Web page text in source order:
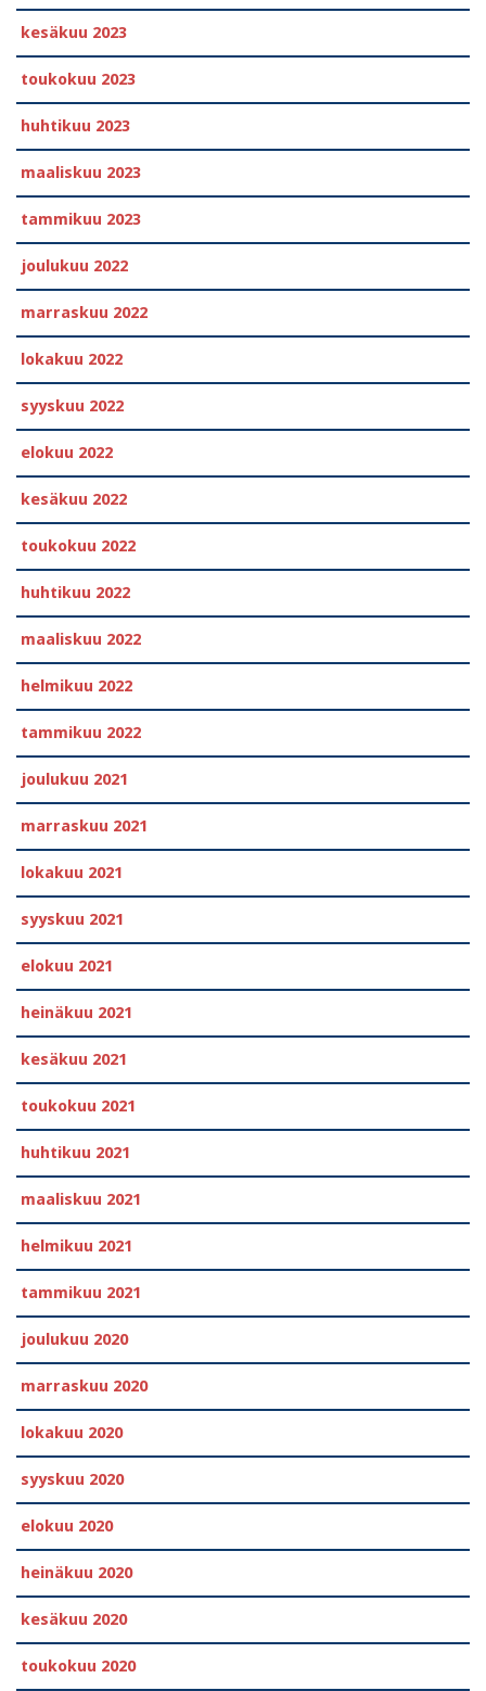
kesäkuu 2023
toukokuu 2023
huhtikuu 2023
maaliskuu 2023
tammikuu 2023
joulukuu 2022
marraskuu 2022
lokakuu 2022
syyskuu 2022
elokuu 2022
kesäkuu 2022
toukokuu 2022
huhtikuu 2022
maaliskuu 2022
helmikuu 2022
tammikuu 2022
joulukuu 2021
marraskuu 2021
lokakuu 2021
syyskuu 2021
elokuu 2021
heinäkuu 2021
kesäkuu 2021
toukokuu 2021
huhtikuu 2021
maaliskuu 2021
helmikuu 2021
tammikuu 2021
joulukuu 2020
marraskuu 2020
lokakuu 2020
syyskuu 2020
elokuu 2020
heinäkuu 2020
kesäkuu 2020
toukokuu 2020